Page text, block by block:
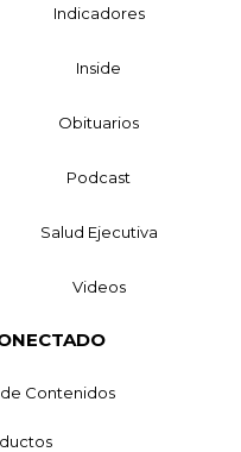
Indicadores
Inside
Obituarios
Podcast
Salud Ejecutiva
Videos
Contenidos